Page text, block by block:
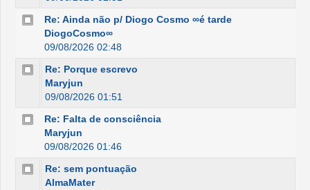
Re: Ainda não p/ Diogo Cosmo ∞é tarde
DiogoCosmo∞
09/08/2026 02:48
Re: Porque escrevo
Maryjun
09/08/2026 01:51
Re: Falta de consciência
Maryjun
09/08/2026 01:46
Re: sem pontuação
AlmaMater